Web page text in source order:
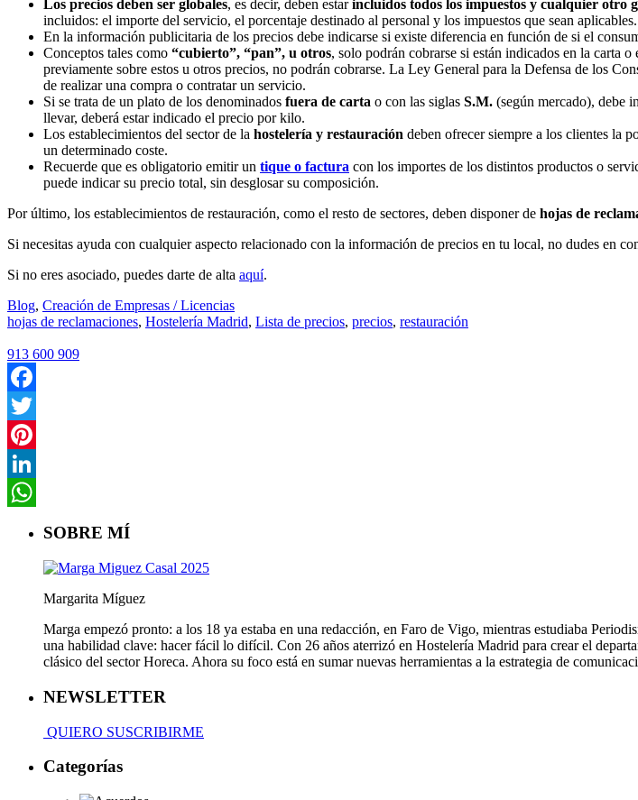
Los precios deben ser globales, es decir, deben estarincluidos todos los impuestos y cualquier otro
incluidos: el importe del servicio, el porcentaje destinado al personal y los impuestos que sean aplicables.
En la información publicitaria de los precios debe indicarse si existe diferencia en función de si el
Conceptos tales como “cubierto”, “pan”, u otros, solo podrán cobrarse si están indicados en la carta
previamente sobre estos u otros precios, no podrán cobrarse. La Ley General para la Defensa de los
de realizar una compra o contratar un servicio.
Si se trata de un plato de los denominados fuera de carta o con las siglas S.M. (según mercado), debe
llevar, deberá estar indicado el precio por kilo.
Los establecimientos del sector de la hostelería y restauración deben ofrecer siempre a los clientes la
un determinado coste.
Recuerde que es obligatorio emitir un tique o factura con los importes de los distintos productos o
puede indicar su precio total, sin desglosar su composición.
Por último, los establecimientos de restauración, como el resto de sectores, deben disponer de hojas de
Si necesitas ayuda con cualquier aspecto relacionado con la información de precios en tu local, no dudes en
Si no eres asociado, puedes darte de alta aquí.
Blog, Creación de Empresas / Licencias
hojas de reclamaciones, Hostelería Madrid, Lista de precios, precios, restauración
913 600 909
Facebook
Twitter
Pinterest
LinkedIn
SOBRE MÍ
Margarita Míguez
Marga empezó pronto: a los 18 ya estaba en una redacción, en Faro de Vigo, mientras estudiaba
una habilidad clave: hacer fácil lo difícil. Con 26 años aterrizó en Hostelería Madrid para crear el
clásico del sector Horeca. Ahora su foco está en sumar nuevas herramientas a la estrategia de
NEWSLETTER
QUIERO SUSCRIBIRME
Categorías